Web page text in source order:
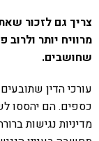
צריך גם לזכור
מרוויח יותר
שחושבים.
עורכי הדין
כספים. הם יהססו
מדיניות נגישות